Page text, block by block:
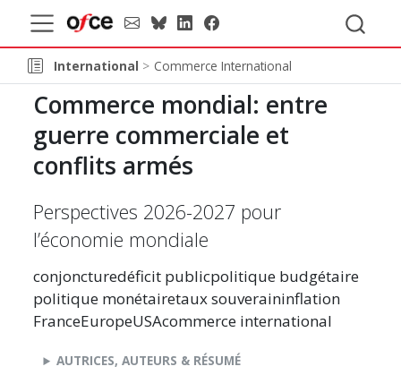
International Commerce International
Commerce mondial: entre
guerre commerciale et
conflits armés
Perspectives 2026-2027 pour
l’économie mondiale
conjoncturedéficit publicpolitique budgétaire
politique monétairetaux souveraininflation
FranceEuropeUSAcommerce international
AUTRICES, AUTEURS & RÉSUMÉ